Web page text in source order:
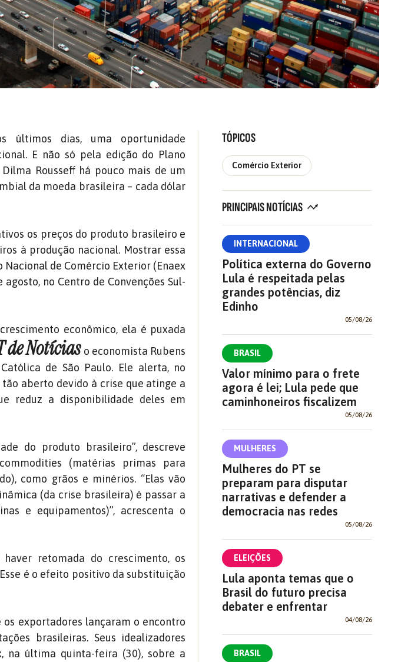
últimos dias, uma oportunidade
E não só pela edição do Plano
Rousseff há pouco mais de um
da moeda brasileira – cada dólar
os preços do produto brasileiro e
à produção nacional. Mostrar essa
de Comércio Exterior (Enaex
no Centro de Convenções Sul-
econômico, ela é puxada
de Notíciaso economista Rubens
de São Paulo. Ele alerta, no
aberto devido à crise que atinge a
reduz a disponibilidade deles em
do produto brasileiro”, descreve
(matérias primas para
como grãos e minérios. “Elas vão
(da crise brasileira) é passar a
e equipamentos)”, acrescenta o
retomada do crescimento, os
é o efeito positivo da substituição
os exportadores lançaram o encontro
brasileiras. Seus idealizadores
na última quinta-feira (30), sobre a
TÓPICOS
Comércio Exterior
PRINCIPAIS NOTÍCIAS
INTERNACIONAL
Política externa do Governo
Lula é respeitada pelas
grandes potências, diz
Edinho
05/08/26
BRASIL
Valor mínimo para o frete
agora é lei; Lula pede que
caminhoneiros fiscalizem
05/08/26
MULHERES
Mulheres do PT se
preparam para disputar
narrativas e defender a
democracia nas redes
05/08/26
ELEIÇÕES
Lula aponta temas que o
Brasil do futuro precisa
debater e enfrentar
04/08/26
BRASIL